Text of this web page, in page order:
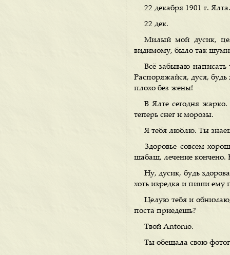
22 декабря 1901 г. Ялта.
22 дек.
Милый мой дусик,
видимому, было так
Всё забываю написать
Распоряжайся, дуся,
плохо без жены!
В Ялте сегодня
теперь снег и морозы.
Я тебя люблю. Ты
Здоровье совсем
шабаш, лечение кончено.
Ну, дусик, будь
хоть изредка и пиши ему
Целую тебя и обнимаю,
поста приедешь?
Твой Antonio.
Ты обещала свою